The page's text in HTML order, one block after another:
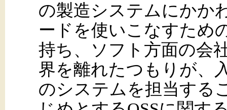
の製造システムにかか
ードを使いこなすため
持ち、ソフト方面の会
界を離れたつもりが、
のシステムを担当する